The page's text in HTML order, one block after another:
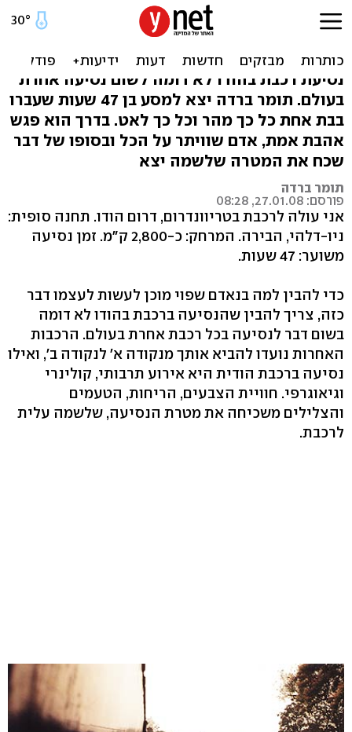
רכבת אחת, 47 שעות ואלפי
נסיעת רכבת בהודו לא דומה לשום נסיעה אחרת
בעולם. תומר ברדה יצא למסע בן 47 שעות שעברו
בבת אחת כל כך מהר וכל כך לאט. בדרך הוא פגש
אהבת אמת, אדם שוויתר על הכל ובסופו של דבר
שכח את המטרה שלשמה יצא
תומר ברדה
פורסם: 27.01.08, 08:28
אני עולה לרכבת בטריוונדרום, דרום הודו. תחנה סופית:
ניו-דלהי, הבירה. המרחק: כ-2,800 ק"מ. זמן נסיעה
משוער: 47 שעות.
כדי להבין למה בנאדם שפוי מוכן לעשות לעצמו דבר
כזה, צריך להבין שהנסיעה ברכבת בהודו לא דומה
בשום דבר לנסיעה בכל רכבת אחרת בעולם. הרכבות
האחרות נועדו להביא אותך מנקודה א' לנקודה ב', ואילו
נסיעה ברכבת הודית היא אירוע תרבותי, קולינרי
וגיאוגרפי. חוויית הצבעים, הריחות, הטעמים
והצלילים משכיחה את מטרת הנסיעה, שלשמה עלית
לרכבת.